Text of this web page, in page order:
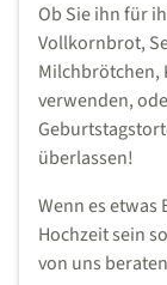
Ob Sie ihn für
Vollkornbrot,
Milchbrötchen,
verwenden,
überlassen!
Wenn es etwas
Hochzeit sein
von uns